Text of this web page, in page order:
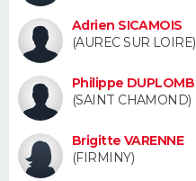
COPAINS D'AVANT
S'inscrire
Se connecter
Lycées
Collèges
Primaires
Universités
Entreprises
Service militaire
Avis de recherche
AVIS DE DÉCÈS
FORUM
Bricolage
Lifestyle
Culture
Sport
Auto
Television
Voyage
Cinema
Adrien SICAMOIS
(AUREC SUR LOIRE)
Philippe DUPLOMB
(SAINT CHAMOND)
Brigitte VARENNE
(FIRMINY)